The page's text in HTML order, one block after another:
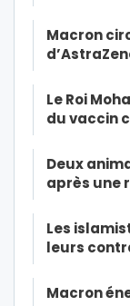
Macron
Le Roi
du vaccin
Deux
après une
Les
leurs
Macron